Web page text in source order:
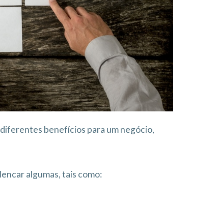
benefícios para um negócio,
algumas, tais como: